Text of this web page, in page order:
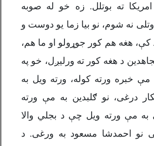
ته بوتلل. زه خو له صوبه
نه شوم، نو بیا زما یو دوست و
کې، هغه هم کور جوړولو او ما هم،
د هغه کور ته ورلیږل، خو په
خبره ورته کوله، ورته ویل به
درغی، نو ګلبدین به مې ورته
به مې ورته ویل چې د بجلي والا
نو احمدشا مسعود به ورغی. د